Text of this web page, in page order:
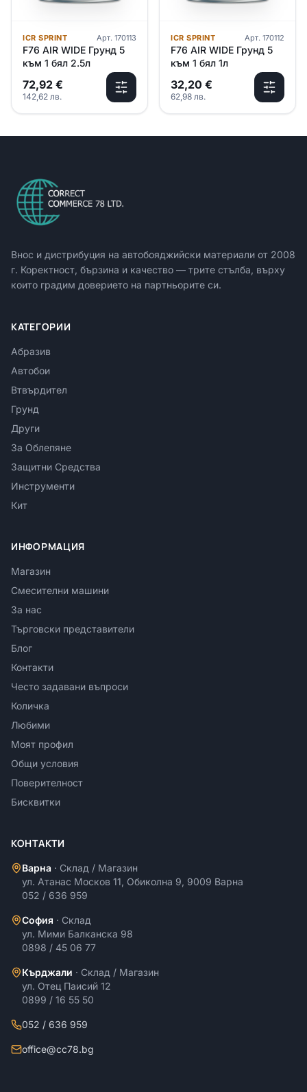
ICR SPRINT Арт. 170113
F76 AIR WIDE Грунд 5
към 1 бял 2.5л
72,92 €
142,62 лв.
ICR SPRINT Арт. 170112
F76 AIR WIDE Грунд 5
към 1 бял 1л
32,20 €
62,98 лв.
Внос и дистрибуция на автобояджийски материали от 2008
г. Коректност, бързина и качество — трите стълба, върху
които градим доверието на партньорите си.
КАТЕГОРИИ
Абразив
Автобои
Втвърдител
Грунд
Други
За Облепяне
Защитни Средства
Инструменти
Кит
ИНФОРМАЦИЯ
Магазин
Смесителни машини
За нас
Търговски представители
Блог
Контакти
Често задавани въпроси
Количка
Любими
Моят профил
Общи условия
Поверителност
Бисквитки
КОНТАКТИ
Варна · Склад / Магазин
ул. Атанас Москов 11, Обиколна 9, 9009 Варна
052 / 636 959
София · Склад
ул. Мими Балканска 98
0898 / 45 06 77
Кърджали · Склад / Магазин
ул. Отец Паисий 12
0899 / 16 55 50
052 / 636 959
office@cc78.bg